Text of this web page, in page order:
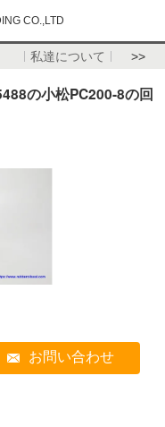
CO.,LTD
私達について >>
の小松PC200-8の回
お問い合わせ